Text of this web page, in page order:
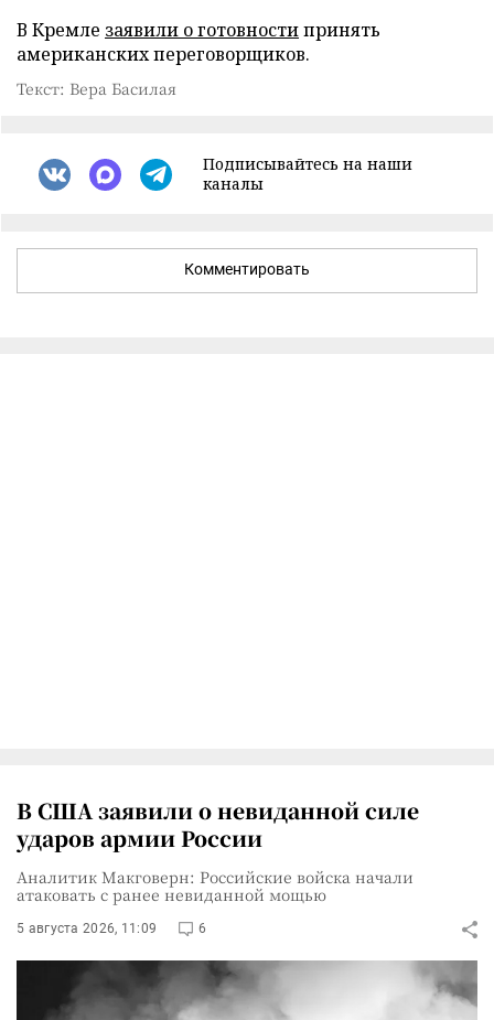
В Кремле заявили о готовностипринять
американских переговорщиков.
Текст: Вера Басилая
Подписывайтесь на наши
каналы
Комментировать
В США заявили о невиданной силе
ударов армии России
Аналитик Макговерн: Российские войска начали
атаковать с ранее невиданной мощью
5 августа 2026, 11:09 6